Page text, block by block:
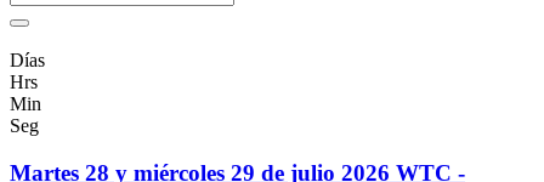
Días
Hrs
Min
Seg
Martes 28 y miércoles 29 de julio 2026 WTC -